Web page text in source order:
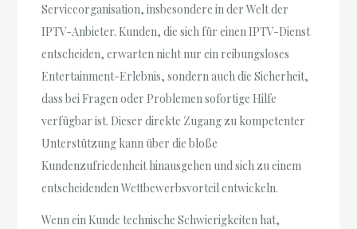
Serviceorganisation, insbesondere in der Welt der
IPTV-Anbieter. Kunden, die sich für einen IPTV-Dienst
entscheiden, erwarten nicht nur ein reibungsloses
Entertainment-Erlebnis, sondern auch die Sicherheit,
dass bei Fragen oder Problemen sofortige Hilfe
verfügbar ist. Dieser direkte Zugang zu kompetenter
Unterstützung kann über die bloße
Kundenzufriedenheit hinausgehen und sich zu einem
entscheidenden Wettbewerbsvorteil entwickeln.
Wenn ein Kunde technische Schwierigkeiten hat,